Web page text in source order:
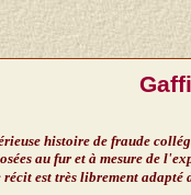
histoire de fraude
au fur et à mesure de
récit est très librement